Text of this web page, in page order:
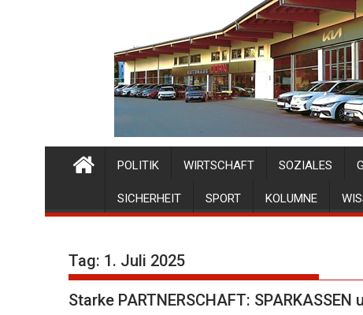
POLITIK WIRTSCHAFT SOZIALES
SICHERHEIT SPORT KOLUMNE
Tag: 1. Juli 2025
Starke PARTNERSCHAFT: